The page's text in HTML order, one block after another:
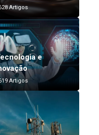
Artigos
e
Artigos